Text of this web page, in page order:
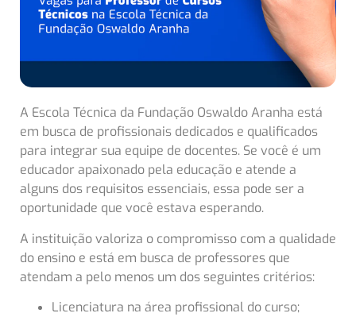
A Escola Técnica da Fundação Oswaldo Aranha está
em busca de profissionais dedicados e qualificados
para integrar sua equipe de docentes. Se você é um
educador apaixonado pela educação e atende a
alguns dos requisitos essenciais, essa pode ser a
oportunidade que você estava esperando.
A instituição valoriza o compromisso com a qualidade
do ensino e está em busca de professores que
atendam a pelo menos um dos seguintes critérios:
Licenciatura na área profissional do curso;